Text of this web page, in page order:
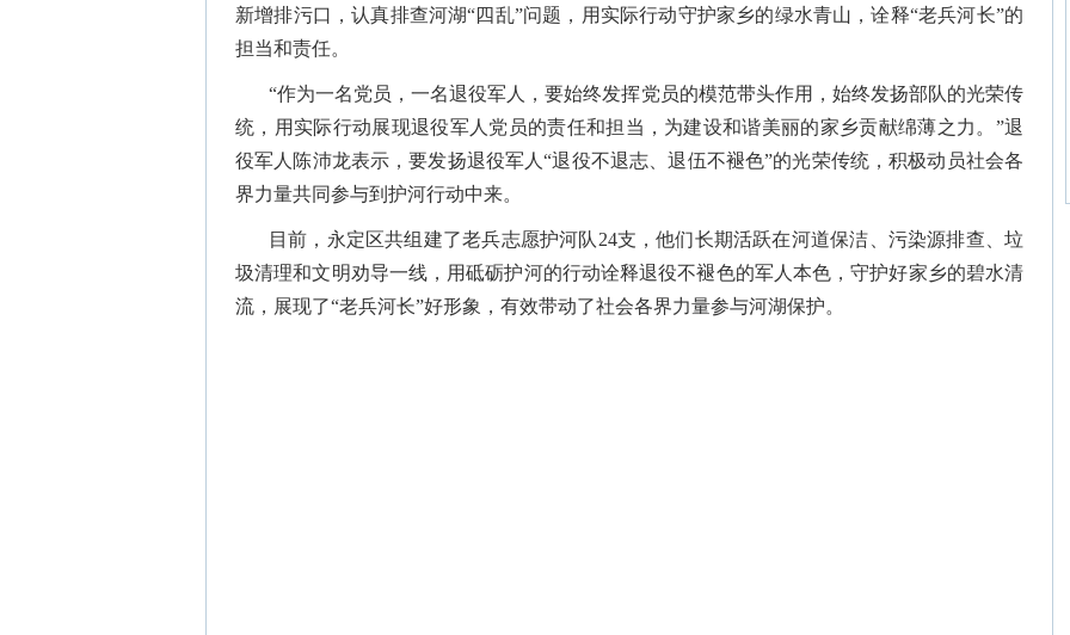
新增排污口，认真排查河湖“四乱”问题，用实际行动守护家乡的绿水青山，诠释“老兵河长”的
担当和责任。
“作为一名党员，一名退役军人，要始终发挥党员的模范带头作用，始终发扬部队的光荣传
统，用实际行动展现退役军人党员的责任和担当，为建设和谐美丽的家乡贡献绵薄之力。”退
役军人陈沛龙表示，要发扬退役军人“退役不退志、退伍不褪色”的光荣传统，积极动员社会各
界力量共同参与到护河行动中来。
目前，永定区共组建了老兵志愿护河队24支，他们长期活跃在河道保洁、污染源排查、垃
圾清理和文明劝导一线，用砥砺护河的行动诠释退役不褪色的军人本色，守护好家乡的碧水清
流，展现了“老兵河长”好形象，有效带动了社会各界力量参与河湖保护。